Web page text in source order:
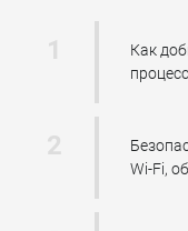
Как
Wi-Fi,